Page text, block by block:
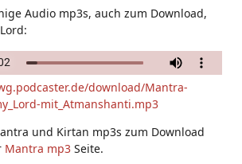
Audio mp3s, auch zum Download,
download/Mantra-
mit_Atmanshanti.mp3
und Kirtan mp3s zum Download
Mantra mp3 Seite.